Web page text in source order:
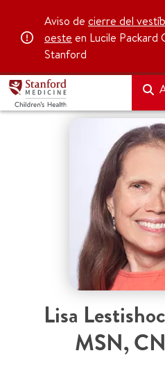
Aviso de cierre del
oeste en Lucile Packard
Stanford
Lisa
MSN,